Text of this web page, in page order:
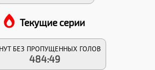
Текущие серии
БЕЗ ПРОПУЩЕННЫХ ГОЛОВ
484:49